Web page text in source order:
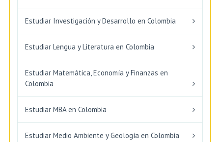
Estudiar Investigación y Desarrollo en Colombia
Estudiar Lengua y Literatura en Colombia
Estudiar Matemática, Economía y Finanzas en
Colombia
Estudiar MBA en Colombia
Estudiar Medio Ambiente y Geología en Colombia